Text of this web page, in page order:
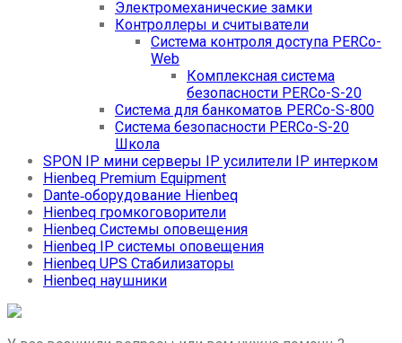
Электромеханические замки
Контроллеры и считыватели
Система контроля доступа PERCo-
Web
Комплексная система
безопасности PERCo-S-20
Система для банкоматов PERCo-S-800
Система безопасности PERCo-S-20
Школа
SPON IP мини серверы IP усилители IP интерком
Hienbeq Premium Equipment
Dante‑оборудование Hienbeq
Hienbeq громкоговорители
Hienbeq Системы оповещения
Hienbeq IP системы оповещения
Hienbeq UPS Стабилизаторы
Hienbeq наушники